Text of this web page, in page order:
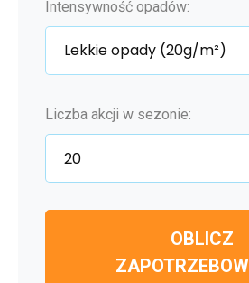
Intensywność opadów:
Liczba akcji w sezonie:
OBLICZ